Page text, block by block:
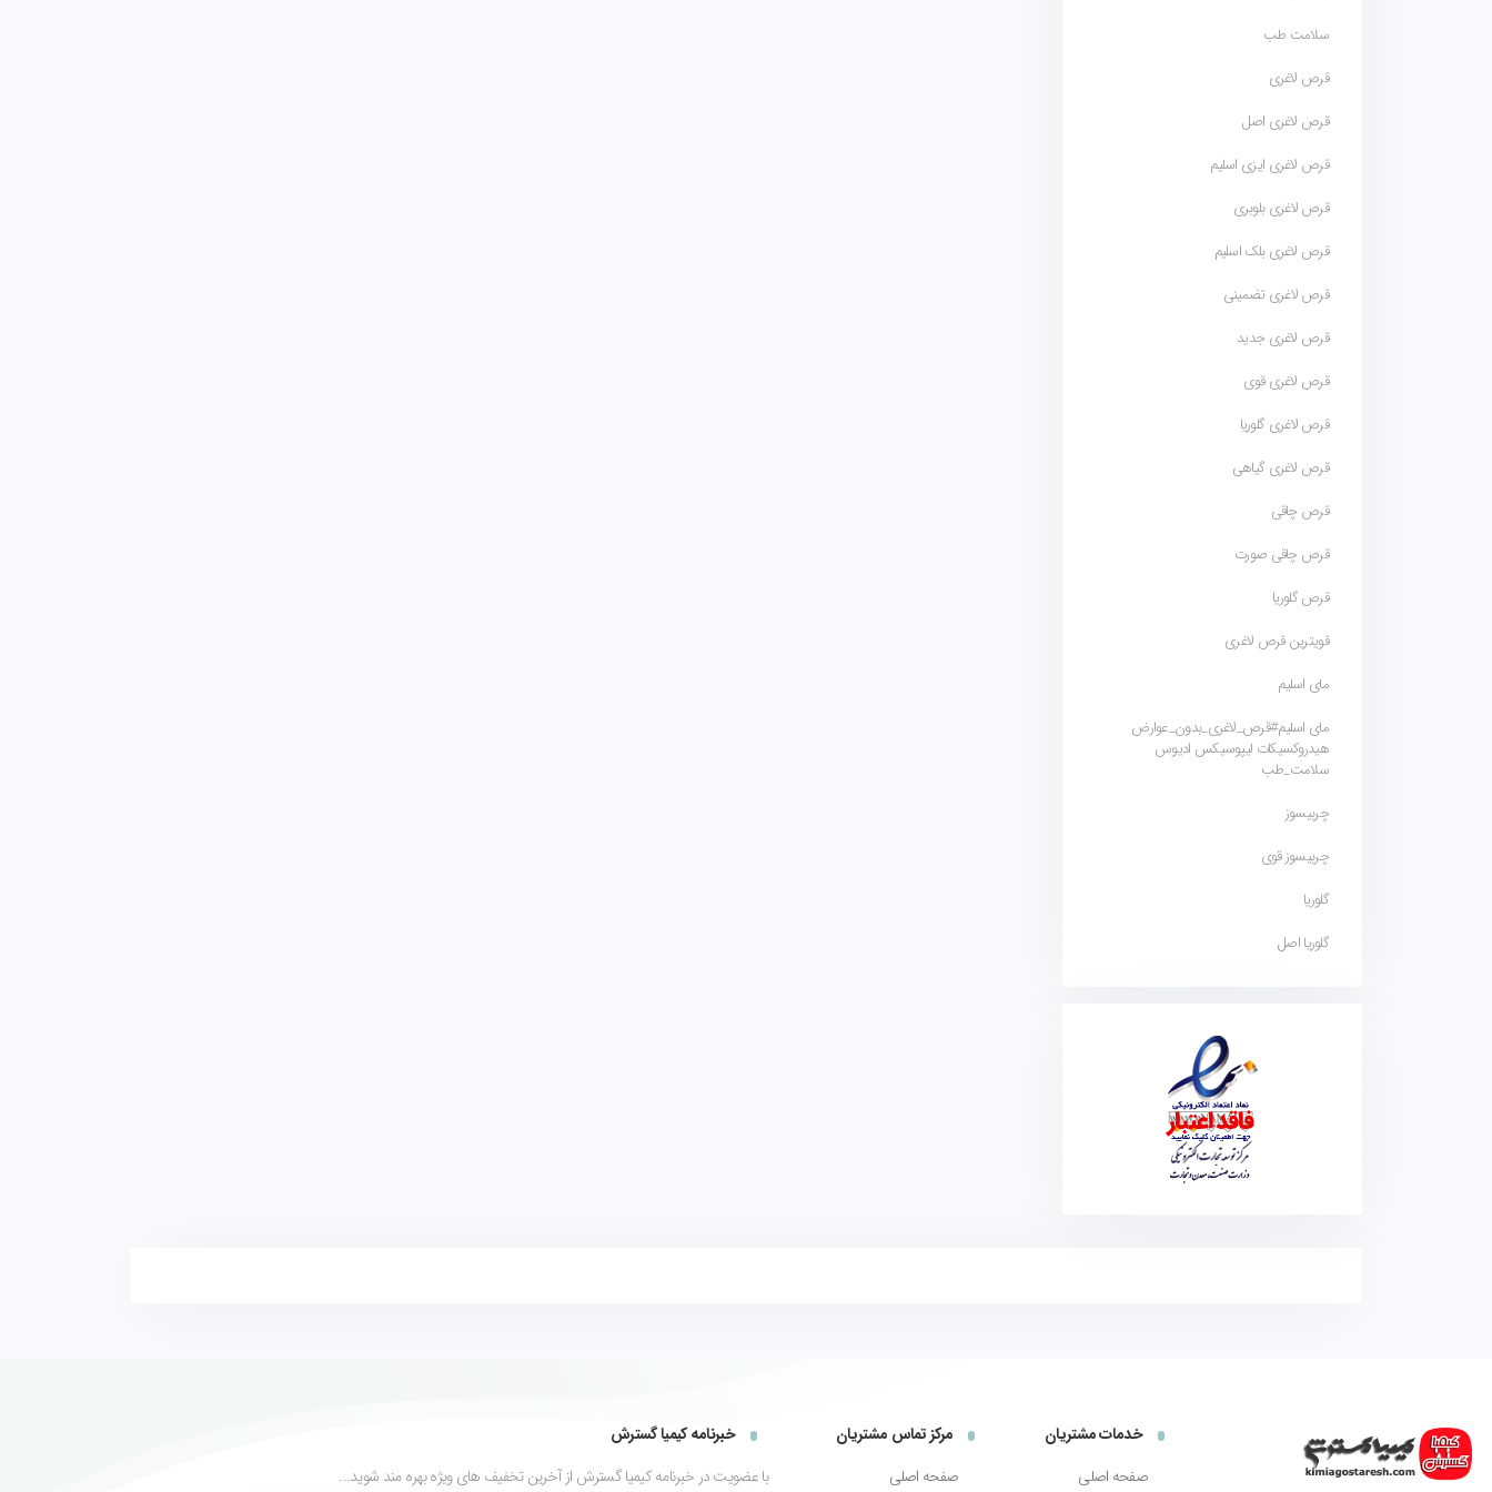
سلامت طب
قرص لاغری
قرص لاغری اصل
قرص لاغری ایزی اسلیم
قرص لاغری بلوبری
قرص لاغری بلک اسلیم
قرص لاغری تضمینی
قرص لاغری جدید
قرص لاغری قوی
قرص لاغری گلوریا
قرص لاغری گیاهی
قرص چاقی
قرص چاقی صورت
قرص گلوریا
قویترین قرص لاغری
مای اسلیم
مای اسلیم#قرص_لاغری_بدون_عوارض
هیدروکسیکات لیپوسیکس ادیوس
سلامت_طب
چربیسوز
چربیسوز قوی
گلوریا
گلوریا اصل
خدمات مشتریان
صفحه اصلی
مرکز تماس مشتریان
صفحه اصلی
خبرنامه کیمیا گسترش
با عضویت در خبرنامه کیمیا گسترش از آخرین تخفیف های ویژه بهره مند شوید...